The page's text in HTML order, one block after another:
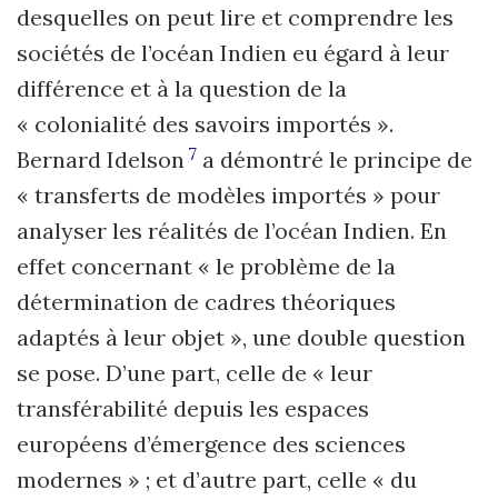
desquelles on peut lire et comprendre les
sociétés de l’océan Indien eu égard à leur
différence et à la question de la
« colonialité des savoirs importés ».
Bernard Idelson 7 a démontré le principe de
« transferts de modèles importés » pour
analyser les réalités de l’océan Indien. En
effet concernant « le problème de la
détermination de cadres théoriques
adaptés à leur objet », une double question
se pose. D’une part, celle de « leur
transférabilité depuis les espaces
européens d’émergence des sciences
modernes » ; et d’autre part, celle « du